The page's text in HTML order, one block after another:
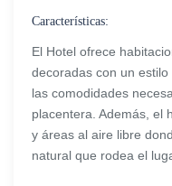
Características:
El Hotel ofrece
decoradas con un
las comodidades
placentera. Además, el
y áreas al aire libre
natural que rodea el